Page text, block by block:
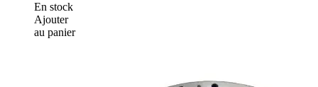
En stock
Ajouter
au panier